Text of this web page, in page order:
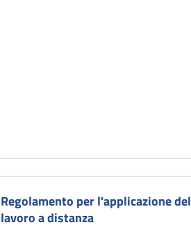
Regolamento per l'applicazione del
lavoro a distanza